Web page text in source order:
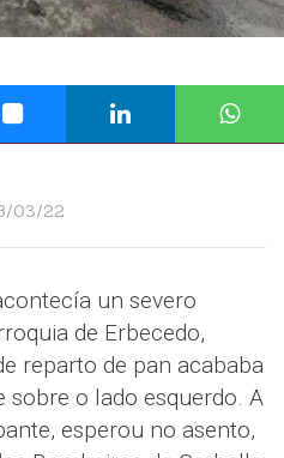
03/22
un severo
de Erbecedo,
reparto de pan acababa
o lado esquerdo. A
esperou no asento,